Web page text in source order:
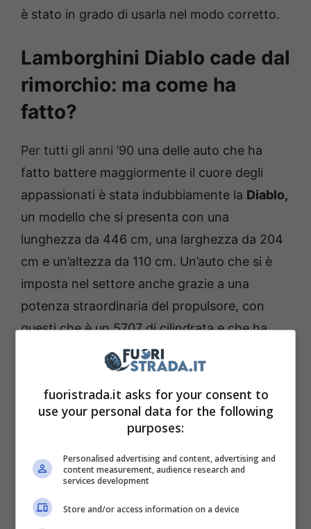
è stato in grado di usarla nel modo corretto.
Lamborghini Diablo cade dal
rimorchio: ma come ha
fatto?
Per tutti gli anni ’90 una delle auto che ha
fatto battere maggiormente il cuore degli
appassionati è stata indubbiamente la Diablo,
un modello che si presenta con una
lunghezza da 446 cm, una larghezza da 204
cm e un’altezza da 110 cm. Un’auto che si è
imposta nel settore anche grazie a una
potenza straordinaria del propulsore, con
questi che è un 5707 di cilindrata e che ha
modo di erogare un massimo di 492 cavalli.
fuoristrada.it asks for your consent to
use your personal data for the following
purposes:
Personalised advertising and content, advertising and
content measurement, audience research and
services development
Store and/or access information on a device